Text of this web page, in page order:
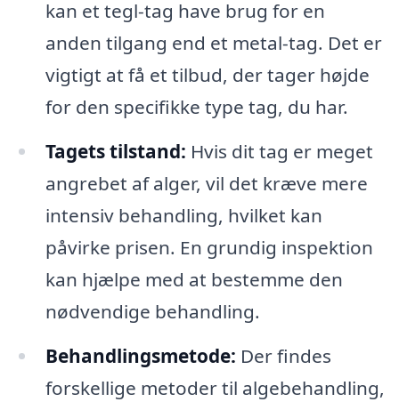
kan et tegl-tag have brug for en
anden tilgang end et metal-tag. Det er
vigtigt at få et tilbud, der tager højde
for den specifikke type tag, du har.
Tagets tilstand: Hvis dit tag er meget
angrebet af alger, vil det kræve mere
intensiv behandling, hvilket kan
påvirke prisen. En grundig inspektion
kan hjælpe med at bestemme den
nødvendige behandling.
Behandlingsmetode: Der findes
forskellige metoder til algebehandling,